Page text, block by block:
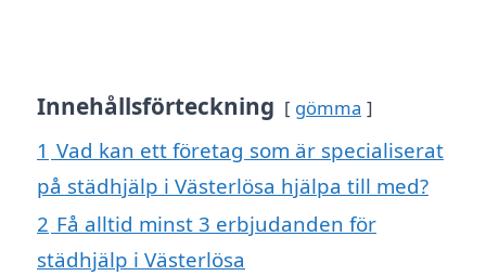
Innehållsförteckning gömma
1 Vad kan ett företag som är specialiserat
på städhjälp i Västerlösa hjälpa till med?
2 Få alltid minst 3 erbjudanden för
städhjälp i Västerlösa